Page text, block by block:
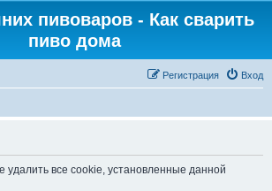
пивоваров - Как cварить
пиво дома
Вход
Регистрация
удалить все cookie, установленные данной